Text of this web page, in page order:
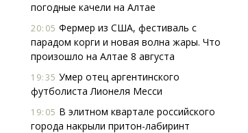
погодные качели на Алтае
20:05 Фермер из США, фестиваль с
парадом корги и новая волна жары. Что
произошло на Алтае 8 августа
19:35 Умер отец аргентинского
футболиста Лионеля Месси
19:05 В элитном квартале российского
города накрыли притон-лабиринт